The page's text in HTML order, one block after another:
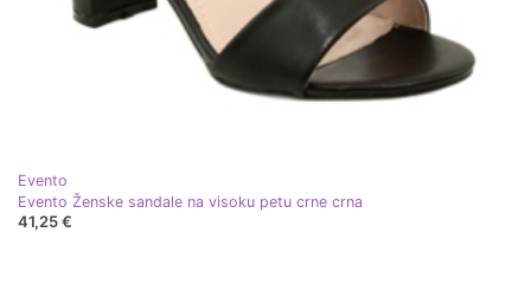
Evento
Evento Ženske sandale na visoku petu crne crna
41,25 €